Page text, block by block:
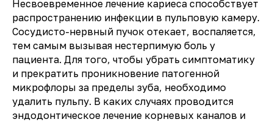
Несвоевременное лечение кариеса способствует
распространению инфекции в пульповую камеру.
Сосудисто-нервный пучок отекает, воспаляется,
тем самым вызывая нестерпимую боль у
пациента. Для того, чтобы убрать симптоматику
и прекратить проникновение патогенной
микрофлоры за пределы зуба, необходимо
удалить пульпу. В каких случаях проводится
эндодонтическое лечение корневых каналов и